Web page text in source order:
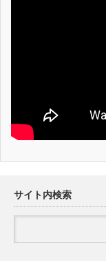
サイト内検索